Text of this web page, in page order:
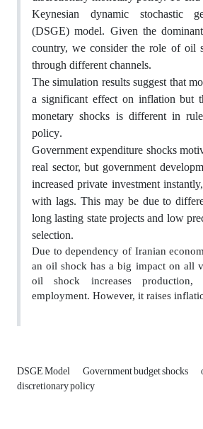
Keynesian dynamic stochastic
(DSGE) model. Given the
country, we consider the role of oil
through different channels.
The simulation results suggest that
a significant effect on inflation but
monetary shocks is different in
policy.
Government expenditure shocks
real sector, but government
increased private investment
with lags. This may be due to
long lasting state projects and low
selection.
Due to dependency of Iranian
an oil shock has a big impact on all
oil shock increases production,
employment. However, it raises
DSGE Model Government budget shocks
discretionary policy